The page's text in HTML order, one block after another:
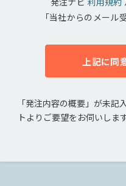
「当社からのメール
上記に同
「発注内容の概要」が未
トよりご要望をお伺いしま